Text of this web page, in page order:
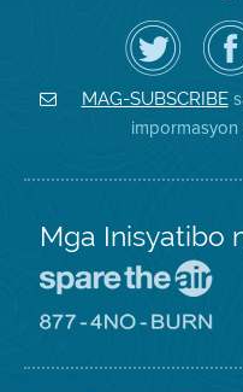
I-
follow
ang
Air
District
sa
Twitter
sa
MAG-SUBSCRIBE
Mga Inisyatibo